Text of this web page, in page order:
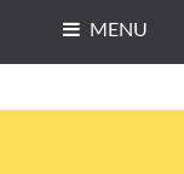
MENU